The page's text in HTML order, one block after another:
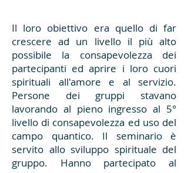
Il loro obiettivo era quello di far
crescere ad un livello il più alto
possibile la consapevolezza dei
partecipanti ed aprire i loro cuori
spirituali all'amore e al servizio.
Persone dei gruppi stavano
lavorando al pieno ingresso al 5°
livello di consapevolezza ed uso del
campo quantico. Il seminario è
servito allo sviluppo spirituale del
gruppo. Hanno partecipato al